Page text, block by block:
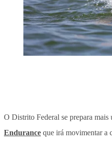
O Distrito Federal se prepara mais
Endurance que irá movimentar a